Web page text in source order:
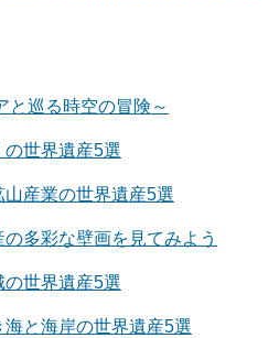
と巡る時空の冒険～
世界遺産5選
産業の世界遺産5選
多彩な壁画を見てみよう
世界遺産5選
と海岸の世界遺産5選